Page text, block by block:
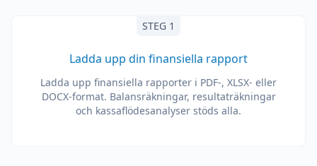
STEG 1
Ladda upp din finansiella rapport
Ladda upp finansiella rapporter i PDF-, XLSX- eller
DOCX-format. Balansräkningar, resultaträkningar
och kassaflödesanalyser stöds alla.